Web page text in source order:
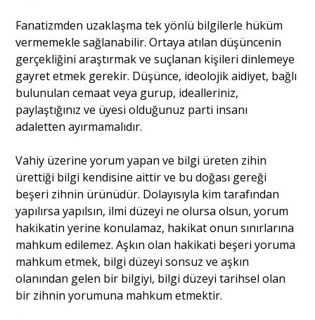
Fanatizmden uzaklaşma tek yönlü bilgilerle hüküm
vermemekle sağlanabilir. Ortaya atılan düşüncenin
gerçekliğini araştırmak ve suçlanan kişileri dinlemeye
gayret etmek gerekir. Düşünce, ideolojik aidiyet, bağlı
bulunulan cemaat veya gurup, idealleriniz,
paylaştığınız ve üyesi olduğunuz parti insanı
adaletten ayırmamalıdır.
Vahiy üzerine yorum yapan ve bilgi üreten zihin
ürettiği bilgi kendisine aittir ve bu doğası gereği
beşeri zihnin ürünüdür. Dolayısıyla kim tarafından
yapılırsa yapılsın, ilmi düzeyi ne olursa olsun, yorum
hakikatin yerine konulamaz, hakikat onun sınırlarına
mahkum edilemez. Aşkın olan hakikati beşeri yoruma
mahkum etmek, bilgi düzeyi sonsuz ve aşkın
olanından gelen bir bilgiyi, bilgi düzeyi tarihsel olan
bir zihnin yorumuna mahkum etmektir.